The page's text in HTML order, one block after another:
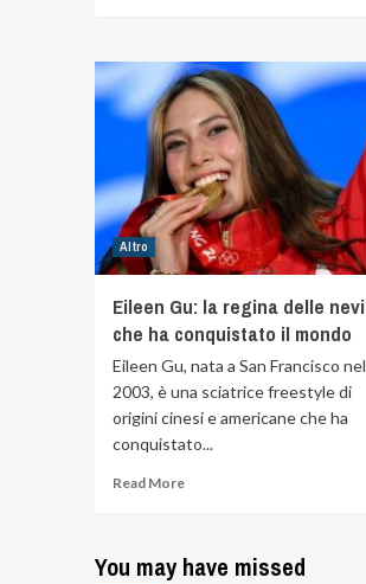
Altro
Eileen Gu: la regina delle nevi
che ha conquistato il mondo
Eileen Gu, nata a San Francisco nel
2003, è una sciatrice freestyle di
origini cinesi e americane che ha
conquistato...
Read More
You may have missed